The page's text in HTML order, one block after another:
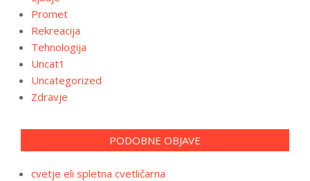
Promet
Rekreacija
Tehnologija
Uncat1
Uncategorized
Zdravje
PODOBNE OBJAVE
cvetje eli spletna cvetličarna